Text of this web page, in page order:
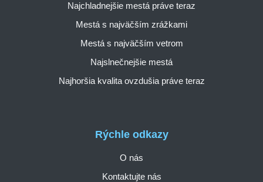
Rýchle odkazy
O nás
Kontaktujte nás
Najchladnejšie mestá práve teraz
Mestá s najväčším zrážkami
Mestá s najväčším vetrom
Najslnečnejšie mestá
Najhoršia kvalita ovzdušia práve teraz